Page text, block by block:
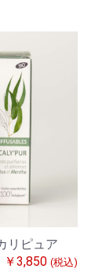
リピュア
￥3,850 (税込)